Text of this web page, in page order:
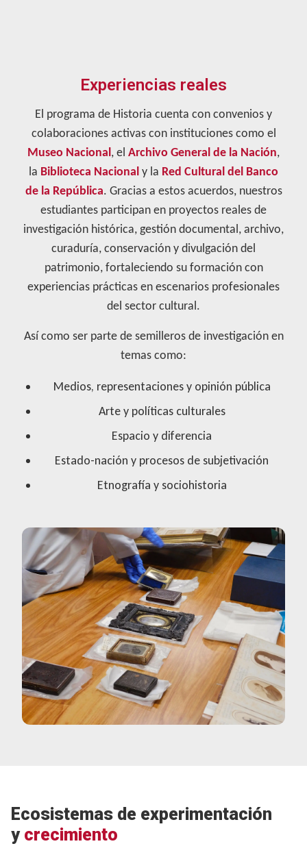
Experiencias reales
El programa de Historia cuenta con convenios y
colaboraciones activas con instituciones como el
Museo Nacional, el Archivo General de la Nación,
la Biblioteca Nacional y la Red Cultural del Banco
de la República. Gracias a estos acuerdos, nuestros
estudiantes participan en proyectos reales de
investigación histórica, gestión documental, archivo,
curaduría, conservación y divulgación del
patrimonio, fortaleciendo su formación con
experiencias prácticas en escenarios profesionales
del sector cultural.
Así como ser parte de semilleros de investigación en
temas como:
Medios, representaciones y opinión pública
Arte y políticas culturales
Espacio y diferencia
Estado-nación y procesos de subjetivación
Etnografía y sociohistoria
Ecosistemas de experimentación
y crecimiento